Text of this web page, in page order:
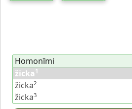
Homonīmi
žicka 1
žicka2
žicka3